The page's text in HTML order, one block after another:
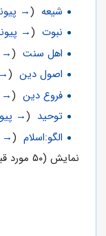
شیعه‏
(
→
نبوت‏
(
→
اهل سنت‏
(
→
اصول دین‏
(
→
فروع دین‏
(
→
توحید (
→
الگو:اسلام‏
(
→
نمایش (۵۰ مورد قبلی | ۵۰ مورد بعدی) (